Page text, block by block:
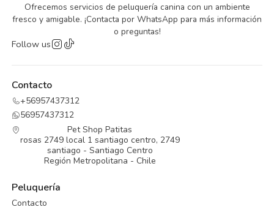
Ofrecemos servicios de peluquería canina con un ambiente
fresco y amigable. ¡Contacta por WhatsApp para más información
o preguntas!
Follow us
Contacto
+56957437312
56957437312
Pet Shop Patitas
rosas 2749 local 1 santiago centro, 2749
santiago - Santiago Centro
Región Metropolitana - Chile
Peluquería
Contacto